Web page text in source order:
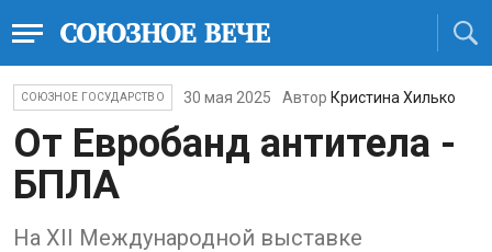
СОЮЗНОЕ ГОСУДАРСТВО 30 мая 2025 Автор Кристина Хилько
От Евробанд антитела -
БПЛА
На XII Международной выставке